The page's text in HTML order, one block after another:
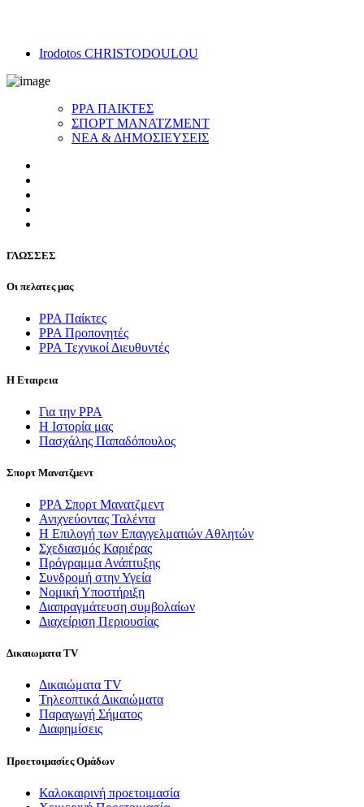
Irodotos CHRISTODOULOU
ΡΡΑ ΠΑΙΚΤΕΣ
ΣΠΟΡΤ ΜΑΝΑΤΖΜΕΝΤ
ΝΕΑ & ΔΗΜΟΣΙΕΥΣΕΙΣ
ΓΛΩΣΣEΣ
Οι πελατες μας
PPA Παίκτες
PPA Προπονητές
ΡΡΑ Τεχνικοί Διευθυντές
Η Εταιρεια
Για την PPA
Η Ιστορία μας
Πασχάλης Παπαδόπουλος
Σπορτ Μανατζμεντ
ΡΡΑ Σπορτ Μανατζμεντ
Ανιχνεύοντας Ταλέντα
Η Επιλογή των Επαγγελματιών Αθλητών
Σχεδιασμός Καριέρας
Πρόγραμμα Ανάπτυξης
Συνδρομή στην Υγεία
Νομική Υποστήριξη
Διαπραγμάτευση συμβολαίων
Διαχείριση Περιουσίας
Δικαιωματα TV
Δικαιώματα TV
Τηλεοπτικά Δικαιώματα
Παραγωγή Σήματος
Διαφημίσεις
Προετοιμασίες Ομάδων
Καλοκαιρινή προετοιμασία